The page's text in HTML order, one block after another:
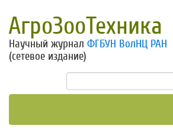
АгроЗооТехника
Научный журнал ФГБУН ВолНЦ РАН
(сетевое издание)